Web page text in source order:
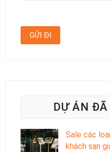
DỰ ÁN ĐÃ
Sale các
khách sạn